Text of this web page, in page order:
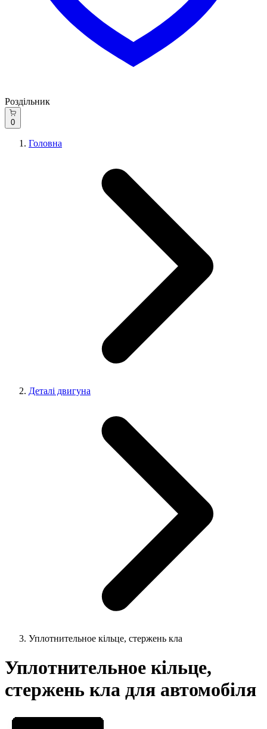
Роздільник
0
Головна
Деталі двигуна
Уплотнительное кільце, стержень кла
Уплотнительное кільце,
стержень кла для автомобіля